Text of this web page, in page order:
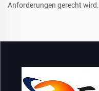
Anforderungen gerecht wird.